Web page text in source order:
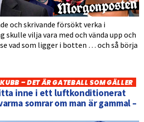
och skrivande försökt verka i
skulle vilja vara med och vända upp och
vad som ligger i botten … och så börja
– DET ÄR GATEBALL SOM GÄLLER
inne i ett luftkonditionerat
somrar om man är gammal –